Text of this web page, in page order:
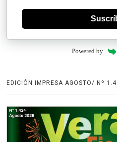
Powered by
EDICIÓN IMPRESA AGOSTO/ Nº